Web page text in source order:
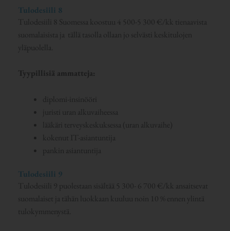
Tulodesiili 8
Tulodesiili 8 Suomessa koostuu 4 500-5 300 €/kk tienaavista
suomalaisista ja tällä tasolla ollaan jo selvästi keskitulojen
yläpuolella.
Tyypillisiä ammatteja:
diplomi-insinööri
juristi uran alkuvaiheessa
lääkäri terveyskeskuksessa (uran alkuvaihe)
kokenut IT-asiantuntija
pankin asiantuntija
Tulodesiili 9
Tulodesiili 9 puolestaan sisältää 5 300- 6 700 €/kk ansaitsevat
suomalaiset ja tähän luokkaan kuuluu noin 10 % ennen ylintä
tulokymmenystä.